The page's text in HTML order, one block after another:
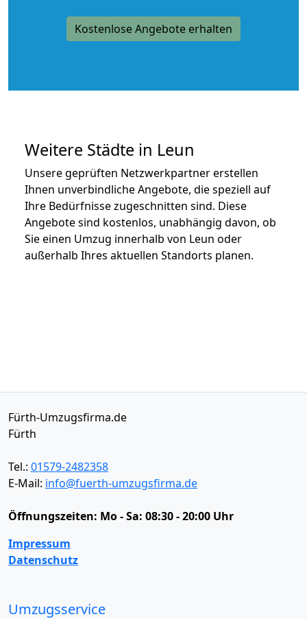
Kostenlose Angebote erhalten
Weitere Städte in Leun
Unsere geprüften Netzwerkpartner erstellen
Ihnen unverbindliche Angebote, die speziell auf
Ihre Bedürfnisse zugeschnitten sind. Diese
Angebote sind kostenlos, unabhängig davon, ob
Sie einen Umzug innerhalb von Leun oder
außerhalb Ihres aktuellen Standorts planen.
Fürth-Umzugsfirma.de
Fürth
Tel.: 01579-2482358
E-Mail: info@fuerth-umzugsfirma.de
Öffnungszeiten: Mo - Sa: 08:30 - 20:00 Uhr
Impressum
Datenschutz
Umzugsservice